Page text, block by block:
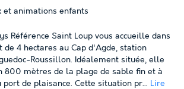
et animations enfants
Référence Saint Loup vous accueille dans
de 4 hectares au Cap d'Agde, station
Roussillon. Idéalement située, elle
800 mètres de la plage de sable fin et à
port de plaisance. Cette situation pr... Lire